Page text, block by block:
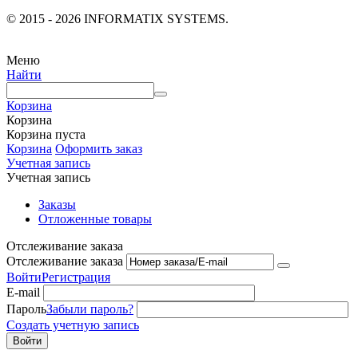
© 2015 - 2026 INFORMATIX SYSTEMS.
Меню
Найти
Корзина
Корзина
Корзина пуста
Корзина Оформить заказ
Учетная запись
Учетная запись
Заказы
Отложенные товары
Отслеживание заказа
Отслеживание заказа
ВойтиРегистрация
E-mail
ПарольЗабыли пароль?
Создать учетную запись
Войти